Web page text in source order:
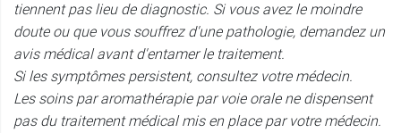
tiennent pas lieu de diagnostic. Si vous avez le moindre
doute ou que vous souffrez d'une pathologie, demandez un
avis médical avant d'entamer le traitement.
Si les symptômes persistent, consultez votre médecin.
Les soins par aromathérapie par voie orale ne dispensent
pas du traitement médical mis en place par votre médecin.